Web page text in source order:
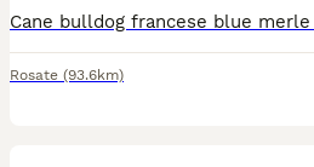
Rosate (93.6km)